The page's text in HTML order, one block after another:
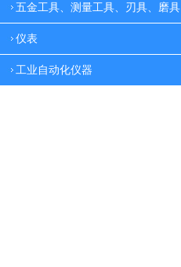
五金工具、测量工具、刃具、磨具
仪表
工业自动化仪器